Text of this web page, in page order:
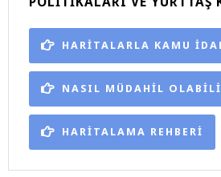
HARİTALARLA KAMU
NASIL MÜDAHİL
HARİTALAMA REHBERİ